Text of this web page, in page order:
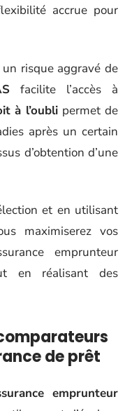
accrue pour
risque aggravé de
facilite l’accès à
à l’oubli permet de
après un certain
d’obtention d’une
et en utilisant
maximiserez vos
emprunteur
en réalisant des
de prêt
emprunteur